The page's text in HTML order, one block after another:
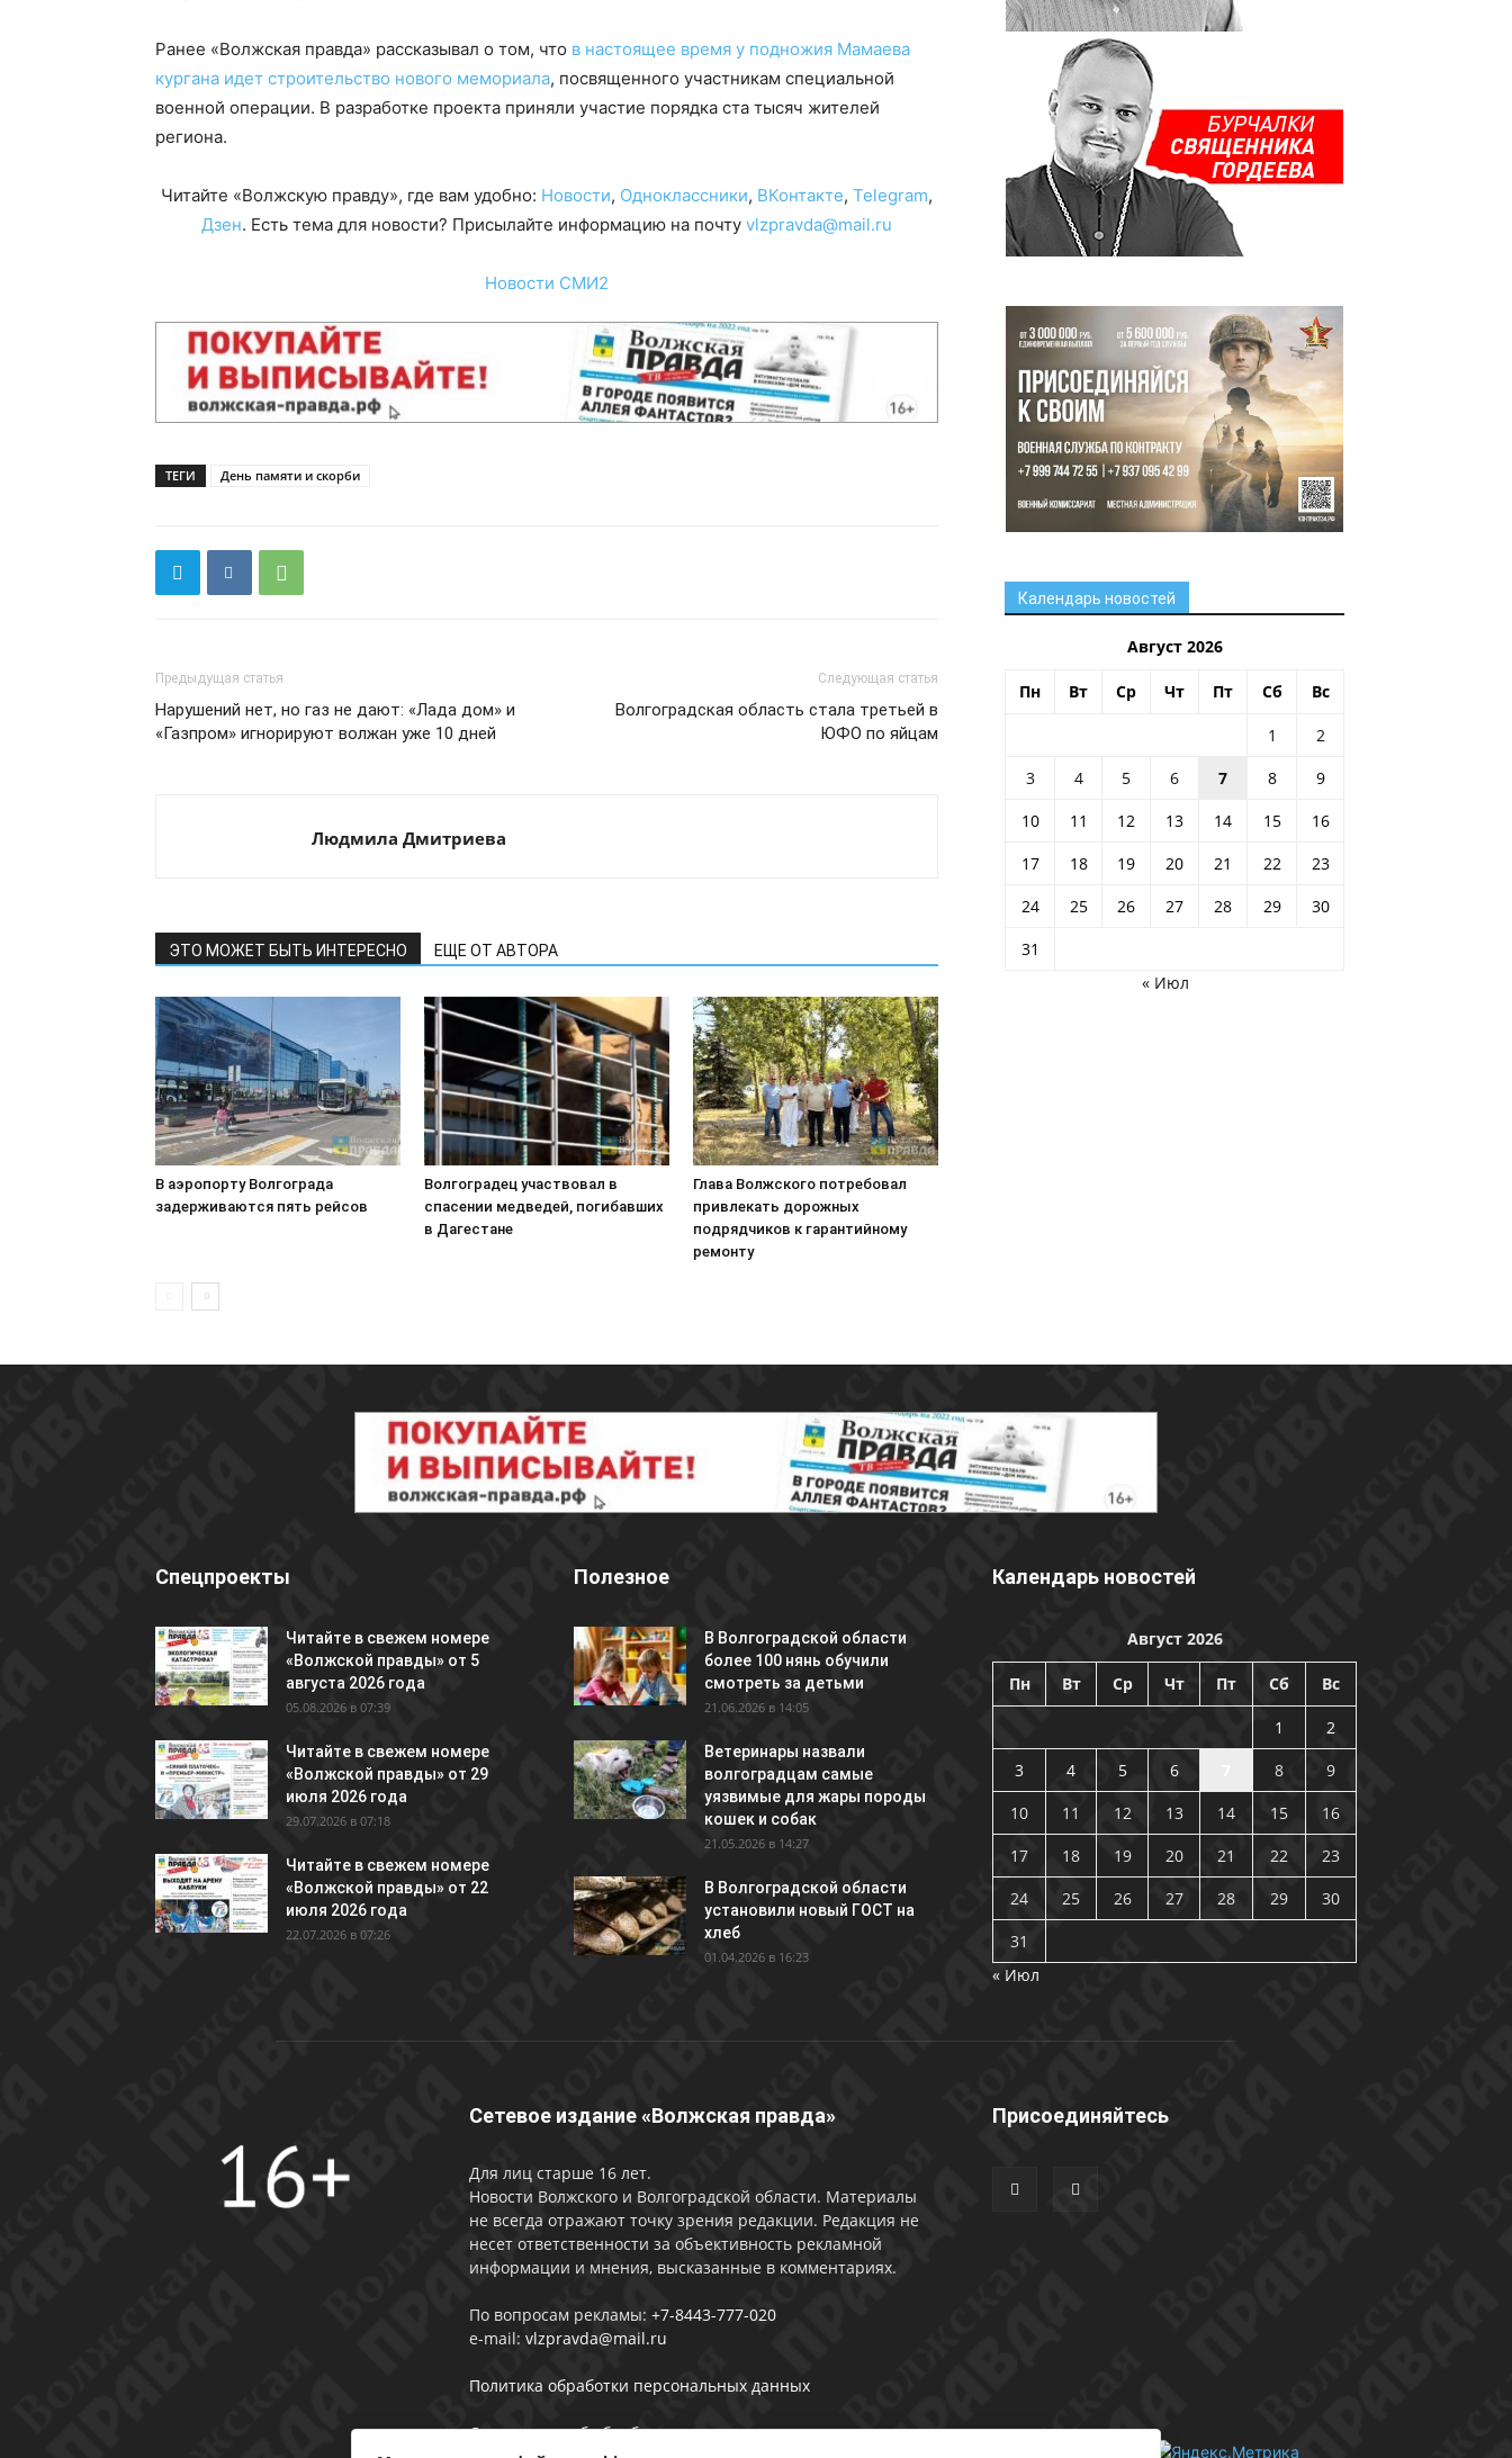
Ранее «Волжская правда» рассказывал о том, что в настоящее время у подножия Мамаева
кургана идет строительство нового мемориала, посвященного участникам специальной
военной операции. В разработке проекта приняли участие порядка ста тысяч жителей
региона.
Читайте «Волжскую правду», где вам удобно: Новости, Одноклассники, ВКонтакте, Telegram,
Дзен. Есть тема для новости? Присылайте информацию на почту vlzpravda@mail.ru
Новости СМИ2
ТЕГИ День памяти и скорби
Предыдущая статья
Нарушений нет, но газ не дают: «Лада дом» и
«Газпром» игнорируют волжан уже 10 дней
Следующая статья
Волгоградская область стала третьей в
ЮФО по яйцам
Людмила Дмитриева
ЭТО МОЖЕТ БЫТЬ ИНТЕРЕСНО ЕЩЕ ОТ АВТОРА
В аэропорту Волгограда
задерживаются пять рейсов
Волгоградец участвовал в
спасении медведей, погибавших
в Дагестане
Глава Волжского потребовал
привлекать дорожных
подрядчиков к гарантийному
ремонту
Календарь новостей
Август 2026
Пн Вт Ср Чт Пт Сб Вс
1
2
3
4 5 6 7 8
9
10
11 12 13 14 15
16
17
18 19 20 21 22
23
24
25 26 27 28 29
30
31
« Июл
Спецпроекты
Читайте в свежем номере
«Волжской правды» от 5
августа 2026 года
05.08.2026 в 07:39
Читайте в свежем номере
«Волжской правды» от 29
июля 2026 года
29.07.2026 в 07:18
Читайте в свежем номере
«Волжской правды» от 22
июля 2026 года
22.07.2026 в 07:26
Полезное
В Волгоградской области
более 100 нянь обучили
смотреть за детьми
21.06.2026 в 14:05
Ветеринары назвали
волгоградцам самые
уязвимые для жары породы
кошек и собак
21.05.2026 в 14:27
В Волгоградской области
установили новый ГОСТ на
хлеб
01.04.2026 в 16:23
Календарь новостей
Август 2026
Пн Вт Ср Чт Пт Сб Вс
1
2
3
4 5 6 8
9
10
11 12 13 14 15
16
17
18 19 20 21 22
23
24
25 26 27 28 29
30
31
« Июл
Сетевое издание «Волжская правда»
Для лиц старше 16 лет.
Новости Волжского и Волгоградской области. Материалы
не всегда отражают точку зрения редакции. Редакция не
несет ответственности за объективность рекламной
информации и мнения, высказанные в комментариях.
По вопросам рекламы: +7-8443-777-020
e-mail: vlzpravda@mail.ru
Политика обработки персональных данных
Соглашении об обработке персональных данных
Присоединяйтесь